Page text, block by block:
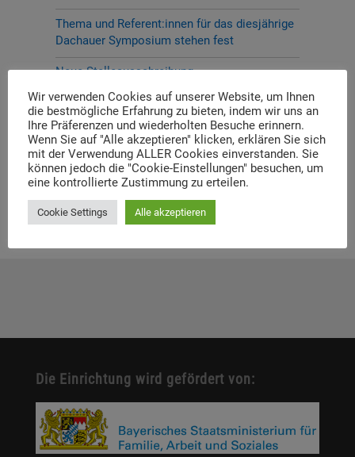
Thema und Referent:innen für das diesjährige
Dachauer Symposium stehen fest
Neue Stelleausschreibung
Digitale Neuerscheinung: Launch der digitalen
Lernplattform „Memory Momentum“
Call for Applications: Dachau Autumn School
2026 – Erinnern. Forschen. Vermitteln.
Die Einrichtung wird gefördert von:
Wir verwenden Cookies auf unserer Website, um Ihnen
die bestmögliche Erfahrung zu bieten, indem wir uns an
Ihre Präferenzen und wiederholten Besuche erinnern.
Wenn Sie auf "Alle akzeptieren" klicken, erklären Sie sich
mit der Verwendung ALLER Cookies einverstanden. Sie
können jedoch die "Cookie-Einstellungen" besuchen, um
eine kontrollierte Zustimmung zu erteilen.
Cookie Settings Alle akzeptieren